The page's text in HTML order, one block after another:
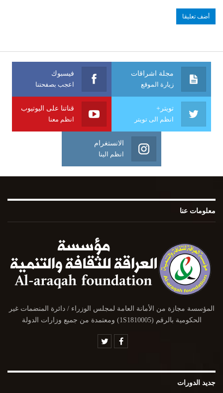
مجلة اشراقات
زيارة الموقع
فيسبوك
اعجب بصفحتنا
تويتر+
انظم الى تويتر
قناتنا على اليوتيوب
انظم معنا
الانستغرام
انظم الينا
معلومات عنا
المؤسسة مجازة من الأمانة العامة لمجلس الوزراء / دائرة المنضمات غير
الحكومية بالرقم (1S1810005) ومعتمدة من جميع وزارات الدولة
جديد الدورات